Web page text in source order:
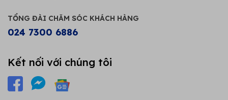
TỔNG ĐÀI CHĂM SÓC KHÁCH HÀNG
024 7300 6886
Kết nối với chúng tôi